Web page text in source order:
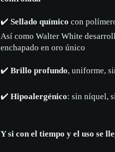
✔️ Sellado químico con
Así como Walter White
enchapado en oro único
✔️ Brillo profundo, uniforme,
✔️ Hipoalergénico: sin níquel,
Y si con el tiempo y el uso se